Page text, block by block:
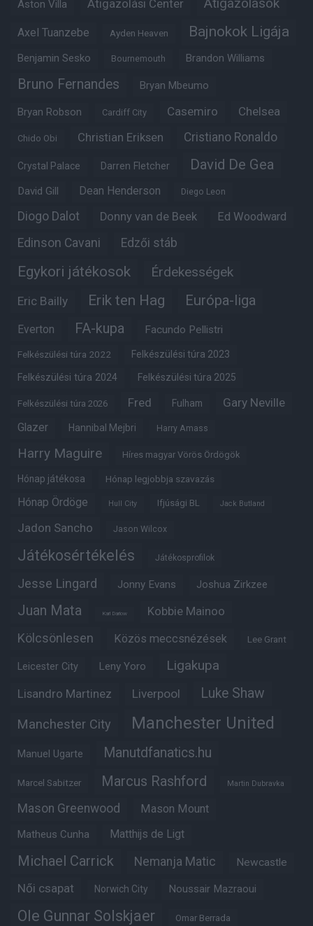
Aston Villa Átigazolási Center
Axel Tuanzebe Ayden Heaven Bajnokok Ligája
Benjamin Sesko Bournemouth Brandon Williams
Bruno Fernandes Bryan Mbeumo
Bryan Robson Cardiff City Casemiro Chelsea
Chido Obi Christian Eriksen Cristiano Ronaldo
Crystal Palace Darren Fletcher David De Gea
David Gill Dean Henderson Diego Leon
Diogo Dalot Donny van de Beek Ed Woodward
Edinson Cavani Edzői stáb
Egykori játékosok Érdekességek
Eric Bailly Erik ten Hag Európa-liga
Everton FA-kupa Facundo Pellistri
Felkészülési túra 2022 Felkészülési túra 2023
Felkészülési túra 2024 Felkészülési túra 2025
Felkészülési túra 2026 Fred Fulham Gary Neville
Glazer Hannibal Mejbri Harry Amass
Harry Maguire Híres magyar Vörös Ördögök
Hónap játékosa Hónap legjobbja szavazás
Hónap Ördöge Hull City Ifjúsági BL Jack Butland
Jadon Sancho Jason Wilcox
Játékosértékelés Játékosprofilok
Jesse Lingard Jonny Evans Joshua Zirkzee
Juan Mata Karl Darlow Kobbie Mainoo
Kölcsönlesen Közös meccsnézések Lee Grant
Leicester City Leny Yoro Ligakupa
Lisandro Martinez Liverpool Luke Shaw
Manchester City Manchester United
Manuel Ugarte Manutdfanatics.hu
Marcel Sabitzer Marcus Rashford Martin Dubravka
Mason Greenwood Mason Mount
Matheus Cunha Matthijs de Ligt
Michael Carrick Nemanja Matic Newcastle
Női csapat Norwich City Noussair Mazraoui
Ole Gunnar Solskjaer Omar Berrada